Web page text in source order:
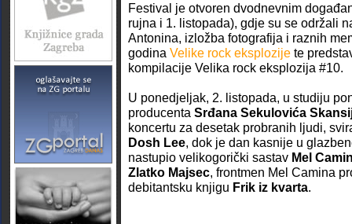
Festival je otvoren dvodnevnim
rujna i 1. listopada), gdje su se održali
Antonina, izložba fotografija i raznih
godina Velike rock eksplozije te
kompilacije Velika rock eksplozija #10.
U ponedjeljak, 2. listopada, u studiju
producenta Srđana Sekulovića
koncertu za desetak probranih ljudi,
Dosh Lee, dok je dan kasnije u
nastupio velikogorički sastav Mel
Zlatko Majsec, frontmen Mel Camina
debitantsku knjigu Frik iz kvarta.